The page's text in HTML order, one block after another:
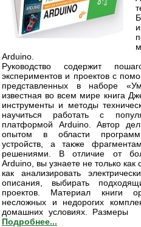
Arduino.
Руководство содержит
экспериментов и проектов с
представленных в наборе
известная во всем мире книга
инструменты и методы
научиться работать с
платформой Arduino. Автор
опытом в области
устройств, а также
решениями. В отличие от
Arduino, вы узнаете не только как
как анализировать
описания, выбирать
проектов. Материал книги
несложных и недорогих
домашних условиях.
Подробнее...